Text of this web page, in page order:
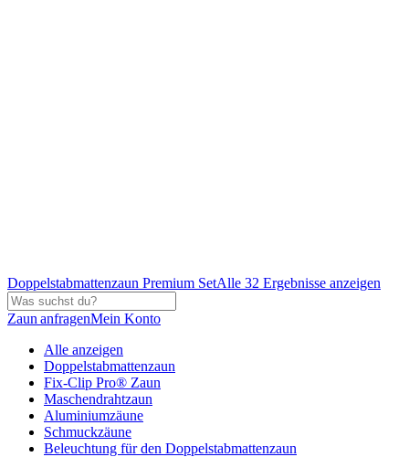
Doppelstabmattenzaun Premium SetAlle 32 Ergebnisse anzeigen
Zaun anfragenMein Konto
Alle anzeigen
Doppelstabmattenzaun
Fix-Clip Pro® Zaun
Maschendrahtzaun
Aluminiumzäune
Schmuckzäune
Beleuchtung für den Doppelstabmattenzaun